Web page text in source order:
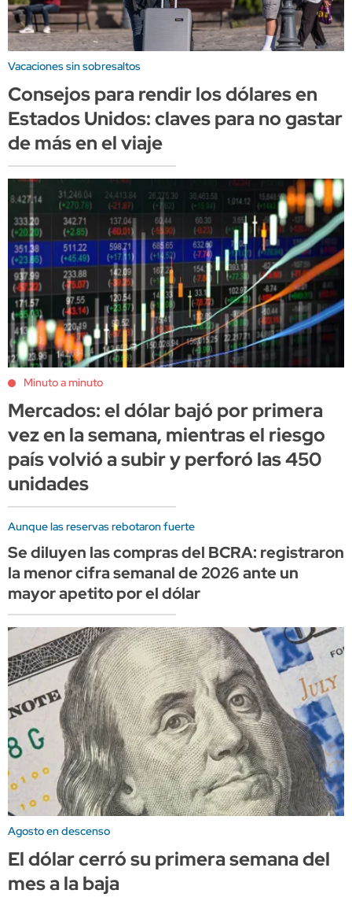
Vacaciones sin sobresaltos
Consejos para rendir los dólares en
Estados Unidos: claves para no gastar
de más en el viaje
Minuto a minuto
Mercados: el dólar bajó por primera
vez en la semana, mientras el riesgo
país volvió a subir y perforó las 450
unidades
Aunque las reservas rebotaron fuerte
Se diluyen las compras del BCRA: registraron
la menor cifra semanal de 2026 ante un
mayor apetito por el dólar
Agosto en descenso
El dólar cerró su primera semana del
mes a la baja